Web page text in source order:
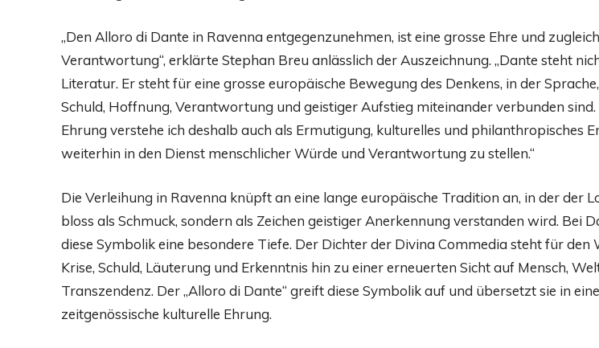
„Den Alloro di Dante in Ravenna entgegenzunehmen, ist eine grosse Ehre und
Verantwortung“, erklärte Stephan Breu anlässlich der Auszeichnung. „Dante steht
Literatur. Er steht für eine grosse europäische Bewegung des Denkens, in der
Schuld, Hoffnung, Verantwortung und geistiger Aufstieg miteinander verbunden sind.
Ehrung verstehe ich deshalb auch als Ermutigung, kulturelles und philanthropisches
weiterhin in den Dienst menschlicher Würde und Verantwortung zu stellen.“
Die Verleihung in Ravenna knüpft an eine lange europäische Tradition an, in der der
bloss als Schmuck, sondern als Zeichen geistiger Anerkennung verstanden wird. Bei
diese Symbolik eine besondere Tiefe. Der Dichter der Divina Commedia steht für den
Krise, Schuld, Läuterung und Erkenntnis hin zu einer erneuerten Sicht auf Mensch,
Transzendenz. Der „Alloro di Dante“ greift diese Symbolik auf und übersetzt sie in eine
zeitgenössische kulturelle Ehrung.